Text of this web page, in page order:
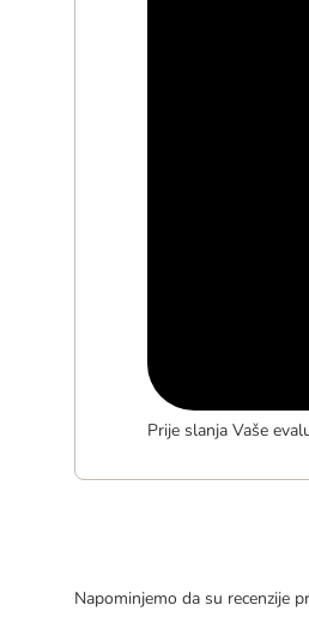
Prije slanja Vaše
Napominjemo da su recenzije